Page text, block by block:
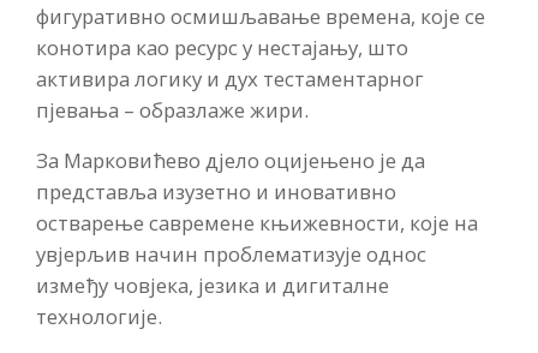
фигуративно осмишљавање времена, које се
конотира као ресурс у нестајању, што
активира логику и дух тестаментарног
пјевања – образлаже жири.
За Марковићево дјело оцијењено је да
представља изузетно и иновативно
остварење савремене књижевности, које на
увјерљив начин проблематизује однос
између човјека, језика и дигиталне
технологије.